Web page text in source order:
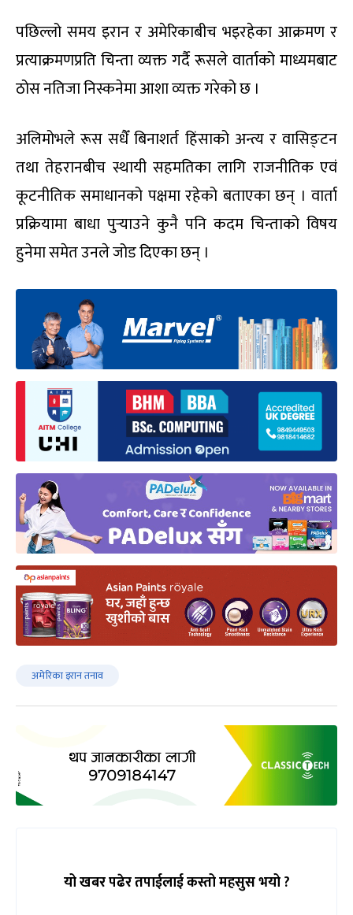
पछिल्लो समय इरान र अमेरिकाबीच भइरहेका आक्रमण र
प्रत्याक्रमणप्रति चिन्ता व्यक्त गर्दै रूसले वार्ताको माध्यमबाट
ठोस नतिजा निस्कनेमा आशा व्यक्त गरेको छ ।
अलिमोभले रूस सधैँ बिनाशर्त हिंसाको अन्त्य र वासिङ्टन
तथा तेहरानबीच स्थायी सहमतिका लागि राजनीतिक एवं
कूटनीतिक समाधानको पक्षमा रहेको बताएका छन् । वार्ता
प्रक्रियामा बाधा पुर्‍याउने कुनै पनि कदम चिन्ताको विषय
हुनेमा समेत उनले जोड दिएका छन् ।
अमेरिका इरान तनाव
यो खबर पढेर तपाईलाई कस्तो महसुस भयो ?